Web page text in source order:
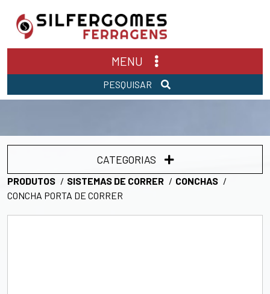
MENU
PESQUISAR
CATEGORIAS
PRODUTOS SISTEMAS DE CORRER
CONCHAS
CONCHA PORTA DE CORRER